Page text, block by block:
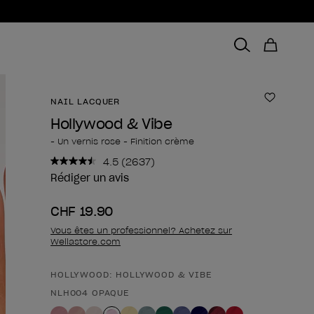
NAIL LACQUER
Hollywood & Vibe
- Un vernis rose - Finition crème
4.5 Lire
2637
même
(2637)
Rédiger un avis
CHF 19.90
Vous êtes un professionnel? Achetez sur
Wellastore.com
Forme du produit
HOLLYWOOD: HOLLYWOOD & VIBE
NLH004 OPAQUE